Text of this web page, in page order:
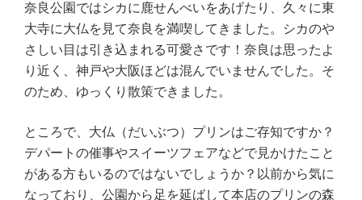
奈良公園ではシカに鹿せんべいをあげたり、久々に東
大寺に大仏を見て奈良を満喫してきました。シカのや
さしい目は引き込まれる可愛さです！奈良は思ったよ
り近く、神戸や大阪ほどは混んでいませんでした。そ
のため、ゆっくり散策できました。
ところで、大仏（だいぶつ）プリンはご存知ですか？
デパートの催事やスイーツフェアなどで見かけたこと
がある方もいるのではないでしょうか？以前から気に
なっており、公園から足を延ばして本店のプリンの森